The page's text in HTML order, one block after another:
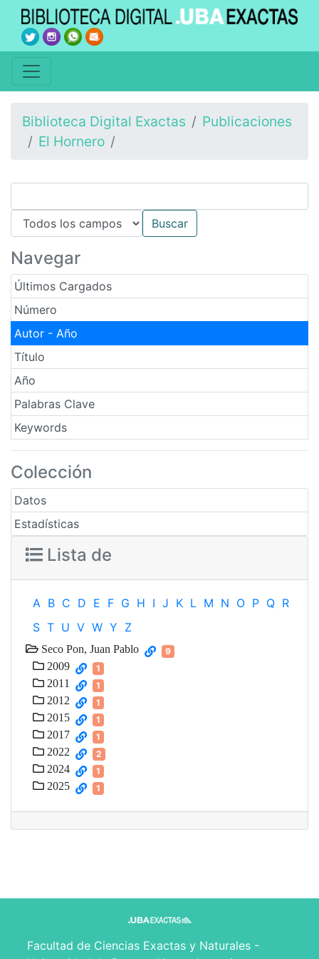
Biblioteca Digital Exactas
Publicaciones
El Hornero
Navegar
Últimos Cargados
Número
Autor - Año
Título
Año
Palabras Clave
Keywords
Colección
Datos
Estadísticas
Lista de
A B C D E F G H I J K L M N O P Q R
S T U V W Y Z
Seco Pon, Juan Pablo 9
2009 1
2011 1
2012 1
2015 1
2017 1
2022 2
2024 1
2025 1
Facultad de Ciencias Exactas y Naturales -